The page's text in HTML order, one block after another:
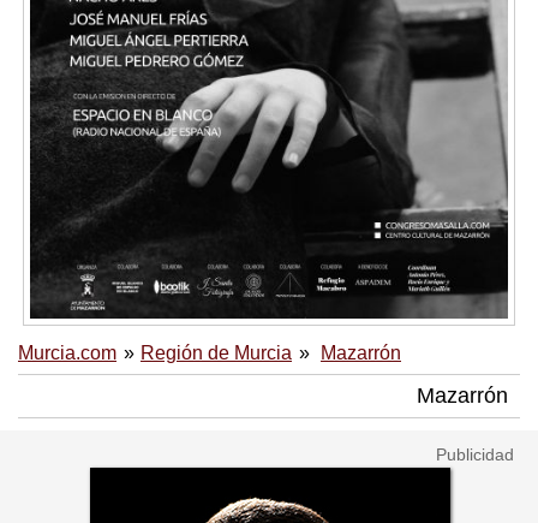
Murcia.com Región de Murcia Mazarrón
Mazarrón